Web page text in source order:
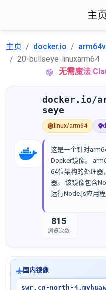
主
主页 docker.io
20-bullseye-linuxarm64
无需魔法
docker.io/
seye
linux/arm64
这是一个针对
Docker镜像。
64位架构的处理器
器。 该镜像包含
运行Node.js应用程
815
浏览次数
国内镜像
swr.cn-north-